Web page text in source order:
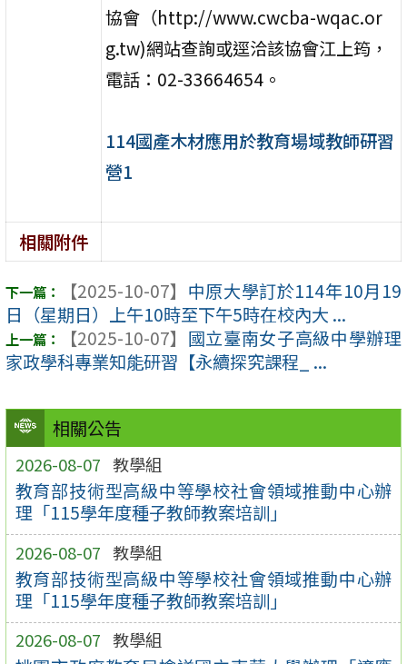
相關公告
2026-08-07 教學組
教育部技術型高級中等學校社會領域推動中心辦
理「115學年度種子教師教案培訓」
2026-08-07 教學組
教育部技術型高級中等學校社會領域推動中心辦
理「115學年度種子教師教案培訓」
2026-08-07 教學組
協會（http://www.cwcba-wqac.or
g.tw)網站查詢或逕洽該協會江上筠，
電話：02-33664654。
114國產木材應用於教育場域教師研習
營1
相關附件
【2025-10-07】 中原大學訂於114年10月19
日（星期日）上午10時至下午5時在校內大 ...
【2025-10-07】 國立臺南女子高級中學辦理
家政學科專業知能研習【永續探究課程_ ...